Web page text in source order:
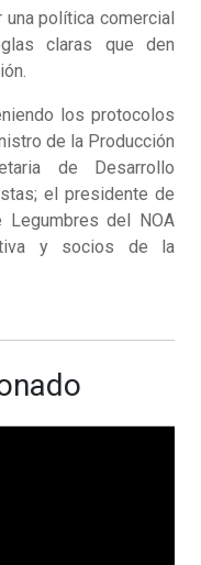
política comercial
claras que den
los protocolos
de la Producción
de Desarrollo
el presidente de
Legumbres del NOA
y socios de la